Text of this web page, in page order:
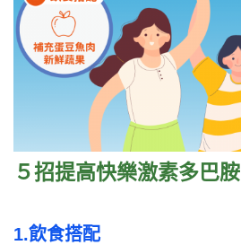
５招提高快樂激素多巴胺
1.飲食搭配